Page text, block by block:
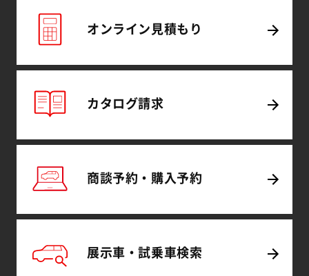
オンライン 見積もり
カタログ請求
商談予約・ 購入予約
展示車・試乗車検索